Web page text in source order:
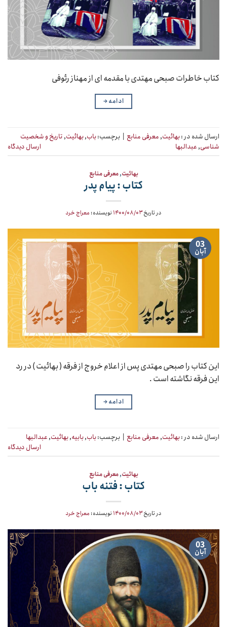
کتاب خاطرات صبحی مهتدی با مقدمه ای از مهناز رئوفی
ادامه→
ارسال شده در :بهائیت, معرفی منابع | برچسب:باب,بهائیت, تاریخ و شخصیت
شناسی, عبدالبها ارسال دیدگاه
بهائیت,معرفی منابع
کتاب : پیام پدر
در تاریخ۱۴۰۰/۰۸/۰۳ نویسنده: معراج خرد
03
آبان
این کتاب را صبحی مهتدی پس از اعلام خروج از فرقه ( بهائیت ) در رد
این فرقه نگاشته است .
ادامه→
ارسال شده در :بهائیت, معرفی منابع | برچسب:باب,بابیه,بهائیت, عبدالبها
ارسال دیدگاه
بهائیت,معرفی منابع
کتاب : فتنه باب
در تاریخ۱۴۰۰/۰۸/۰۳ نویسنده: معراج خرد
03
آبان